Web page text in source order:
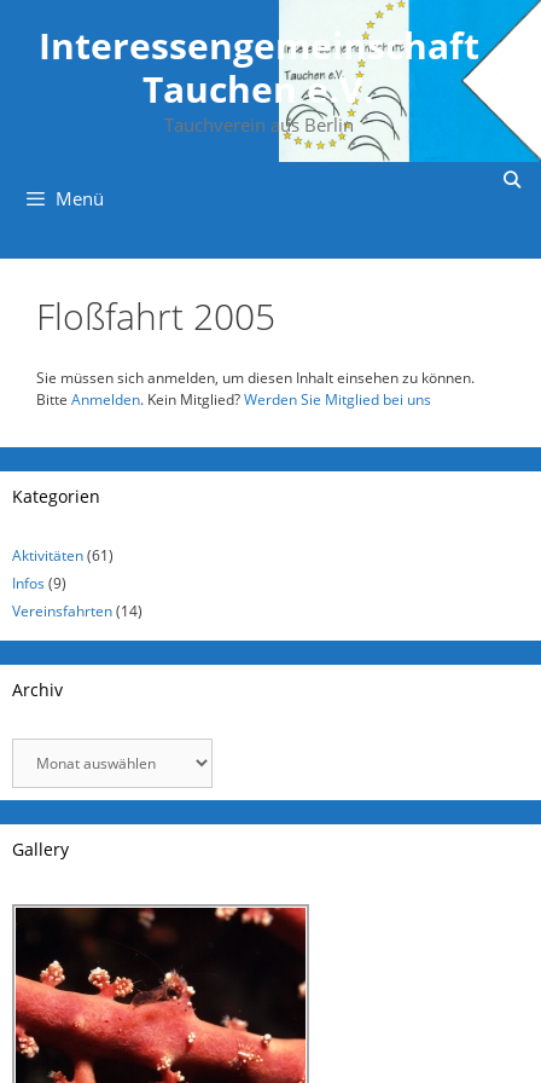
Interessengemeinschaft
Tauchen e.V.
Tauchverein aus Berlin
Menü
Floßfahrt 2005
Sie müssen sich anmelden, um diesen Inhalt einsehen zu können.
Bitte Anmelden. Kein Mitglied?Werden Sie Mitglied bei uns
Kategorien
Aktivitäten(61)
Infos(9)
Vereinsfahrten(14)
Archiv
Gallery